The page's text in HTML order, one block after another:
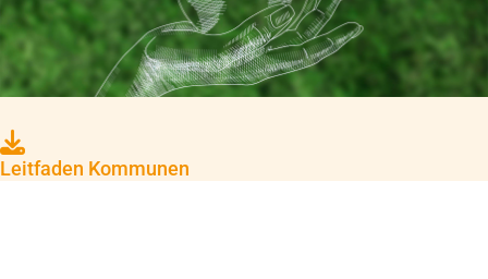
Leitfaden Kommunen